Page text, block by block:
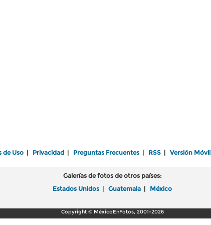
de Uso Privacidad Preguntas Frecuentes RSS Versión Móvil
Galerías de fotos de otros países:
Estados Unidos
Guatemala México
Copyright © MéxicoEnFotos, 2001-2026